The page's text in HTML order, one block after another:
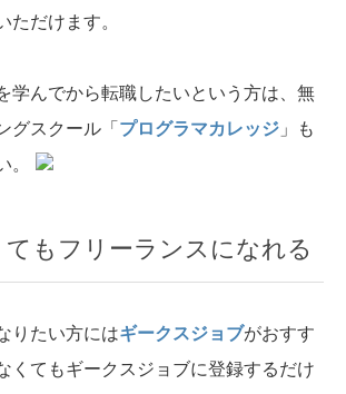
ただけます。
学んでから転職したいという方は、無
グスクール「 プログラマカレッジ 」も
。
てもフリーランスになれる
りたい方にはギークスジョブがおすす
くてもギークスジョブに登録するだけ